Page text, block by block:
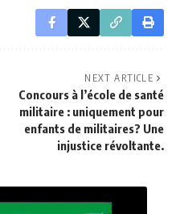
NEXT ARTICLE
Concours à l’école de santé
militaire : uniquement pour
enfants de militaires? Une
injustice révoltante.